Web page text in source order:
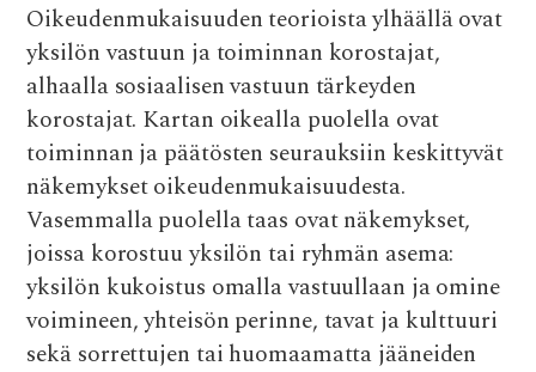
Oikeudenmukaisuuden teorioista ylhäällä ovat
yksilön vastuun ja toiminnan korostajat,
alhaalla sosiaalisen vastuun tärkeyden
korostajat. Kartan oikealla puolella ovat
toiminnan ja päätösten seurauksiin keskittyvät
näkemykset oikeudenmukaisuudesta.
Vasemmalla puolella taas ovat näkemykset,
joissa korostuu yksilön tai ryhmän asema:
yksilön kukoistus omalla vastuullaan ja omine
voimineen, yhteisön perinne, tavat ja kulttuuri
sekä sorrettujen tai huomaamatta jääneiden